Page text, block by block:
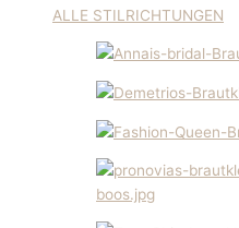
ALLE STILRICHTUNGEN